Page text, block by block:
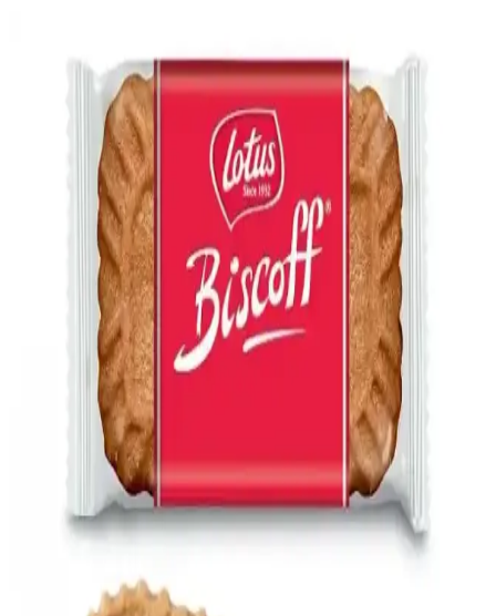
Tarifi: Malzemeler ve Püf Noktaları
Bisküvi ve sos, Amerikan güney mutfağının ekonomik ve doyurucu
kahvaltısıdır. Tarif, yumuşak bisküviler ve kremamsı sosis sosunun
hazırlanışını ve püf noktalarını içerir.
Petibör Bisküvi Gramajları ve Paket Seçenekleri
Hakkında Bilmeniz Gerekenler
Petibör bisküvi genellikle 100, 200 veya 300 gram paketlerde satılır.
Ambalaj üzerindeki bilgiler, doğru alışveriş ve kullanım için
Eti Burçak Bisküvi: Türkiye'nin Sevilen Çıtırlı ve
Lezzetli Atıştırmalık Markası
Eti Burçak Bisküvi, hafif tatlı ve çıtır yapısıyla kahvaltı ve
atıştırmalık olarak tercih edilen, hijyenik üretim standartlarına sahip,
geniş paket seçenekleriyle ulaşılabilir bir Türk markasıdır.
Eti Burçak Kakaolu: Sağlıklı ve Çok Yönlü Bisküvi
Ürünü Hakkında Detaylı Bilgi
Eti Burçak Kakaolu, yüksek kakao oranı ve doğal içerikleriyle
sağlıklı ve lezzetli bir atıştırmalıktır. Çeşitleriyle tatlı ve pasta
yapımında da tercih edilir, pratik kullanım sağlar.